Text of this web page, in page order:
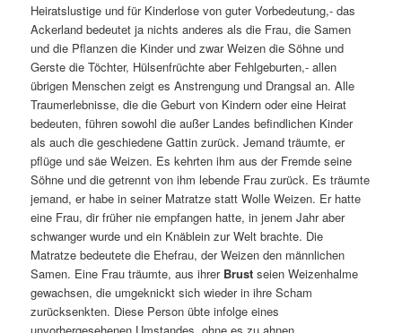
Heiratslustige und für Kinderlose von guter Vorbedeutung,- das
Ackerland bedeutet ja nichts anderes als die Frau, die Samen
und die Pflanzen die Kinder und zwar Weizen die Söhne und
Gerste die Töchter, Hülsenfrüchte aber Fehlgeburten,- allen
übrigen Menschen zeigt es Anstrengung und Drangsal an. Alle
Traumerlebnisse, die die Geburt von Kindern oder eine Heirat
bedeuten, führen sowohl die außer Landes befindlichen Kinder
als auch die geschiedene Gattin zurück. Jemand träumte, er
pflüge und säe Weizen. Es kehrten ihm aus der Fremde seine
Söhne und die getrennt von ihm lebende Frau zurück. Es träumte
jemand, er habe in seiner Matratze statt Wolle Weizen. Er hatte
eine Frau, dir früher nie empfangen hatte, in jenem Jahr aber
schwanger wurde und ein Knäblein zur Welt brachte. Die
Matratze bedeutete die Ehefrau, der Weizen den männlichen
Samen. Eine Frau träumte, aus ihrer Brust seien Weizenhalme
gewachsen, die umgeknickt sich wieder in ihre Scham
zurücksenkten. Diese Person übte infolge eines
unvorhergesehenen Umstandes, ohne es zu ahnen,